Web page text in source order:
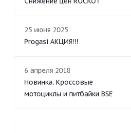
25 июня 2025
Progasi АКЦИЯ!!!
6 апреля 2018
Новинка. Кроссовые
мотоциклы и питбайки BSE